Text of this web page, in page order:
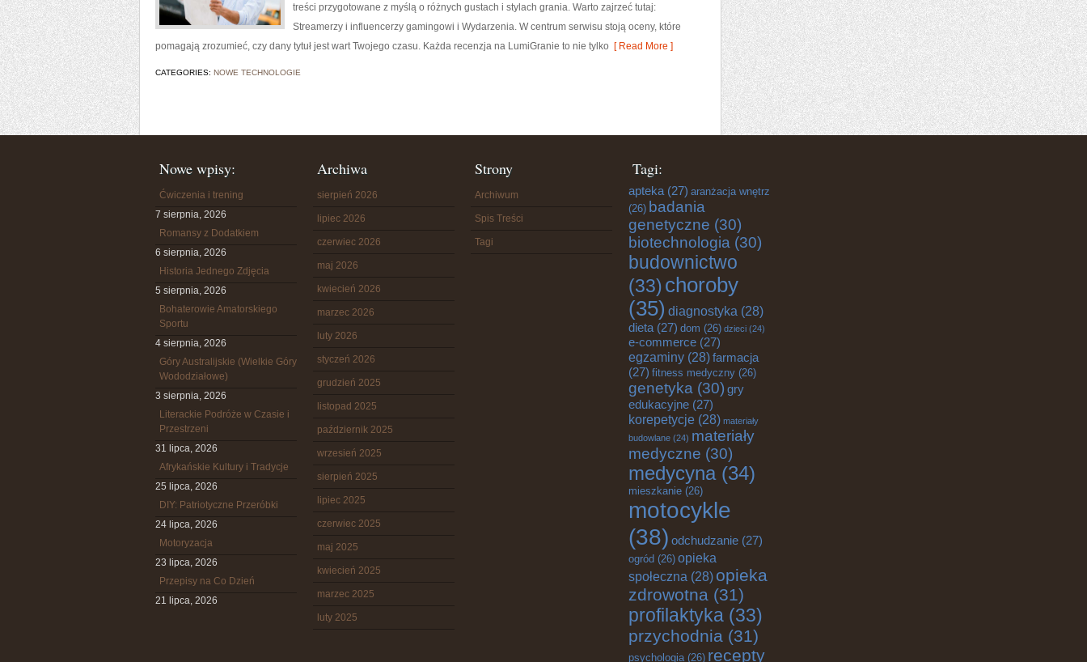
treści przygotowane z myślą o różnych gustach i stylach grania. Warto zajrzeć tutaj:
Streamerzy i influencerzy gamingowi i Wydarzenia. W centrum serwisu stoją oceny, które
pomagają zrozumieć, czy dany tytuł jest wart Twojego czasu. Każda recenzja na LumiGranie to nie tylko [ Read More ]
CATEGORIES: NOWE TECHNOLOGIE
Nowe wpisy:
Ćwiczenia i trening
7 sierpnia, 2026
Romansy z Dodatkiem
6 sierpnia, 2026
Historia Jednego Zdjęcia
5 sierpnia, 2026
Bohaterowie Amatorskiego
Sportu
4 sierpnia, 2026
Góry Australijskie (Wielkie Góry
Wododziałowe)
3 sierpnia, 2026
Literackie Podróże w Czasie i
Przestrzeni
31 lipca, 2026
Afrykańskie Kultury i Tradycje
25 lipca, 2026
DIY: Patriotyczne Przeróbki
24 lipca, 2026
Motoryzacja
23 lipca, 2026
Przepisy na Co Dzień
21 lipca, 2026
Archiwa
sierpień 2026
lipiec 2026
czerwiec 2026
maj 2026
kwiecień 2026
marzec 2026
luty 2026
styczeń 2026
grudzień 2025
listopad 2025
październik 2025
wrzesień 2025
sierpień 2025
lipiec 2025
czerwiec 2025
maj 2025
kwiecień 2025
marzec 2025
luty 2025
Strony
Archiwum
Spis Treści
Tagi
Tagi:
apteka (27) aranżacja wnętrz
(26) badania
genetyczne (30)
biotechnologia (30)
budownictwo
(33)choroby
(35) diagnostyka (28)
dieta (27) dom (26) dzieci (24)
e-commerce (27)
egzaminy (28)farmacja
(27) fitness medyczny (26)
genetyka (30) gry
edukacyjne (27)
korepetycje (28) materiały
budowlane (24) materiały
medyczne (30)
medycyna(34)
mieszkanie (26)
motocykle
(38) odchudzanie (27)
ogród (26) opieka
społeczna (28) opieka
zdrowotna (31)
profilaktyka (33)
przychodnia (31)
psychologia(26) recepty